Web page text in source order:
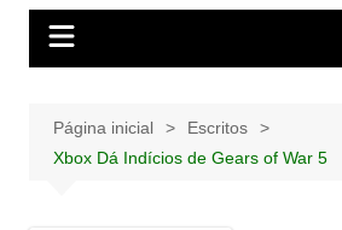
Página inicial
Escritos
Xbox Dá Indícios de Gears of War 5